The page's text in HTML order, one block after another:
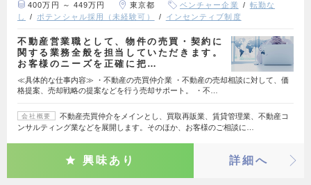
400万円 ～ 449万円 東京都 ベンチャー企業
転勤な
し
ポテンシャル採用（未経験可） インセンティブ制度
不動産営業職として、物件の売買・契約に
関する業務全般を担当していただきます。
お客様のニーズを正確に把…
≪具体的な仕事内容≫ ・不動産の売買仲介業 ・不動産の売却相談に対して、価
格提案、売却戦略の提案などを行う売却サポート。 ・不…
会社概要
不動産売買仲介をメインとし、買取再販業、賃貸管理業、不動産コ
ンサルティング業などを展開します。そのほか、お客様のご相談に…
興味あり 詳細へ